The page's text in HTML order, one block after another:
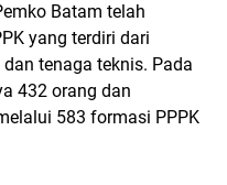
Batam telah
yang terdiri dari
tenaga teknis. Pada
432 orang dan
583 formasi PPPK